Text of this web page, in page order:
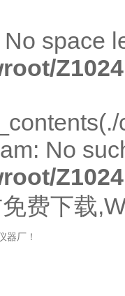
No space
No
费下载
器厂！